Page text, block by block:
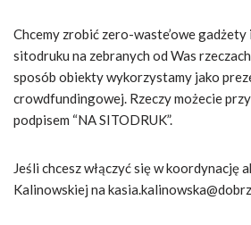
Chcemy zrobić zero-waste’owe
sitodruku na zebranych od Was
sposób obiekty wykorzystamy jako
crowdfundingowej. Rzeczy możecie
podpisem “NA SITODRUK”.
Jeśli chcesz włączyć się w koordynację
Kalinowskiej na